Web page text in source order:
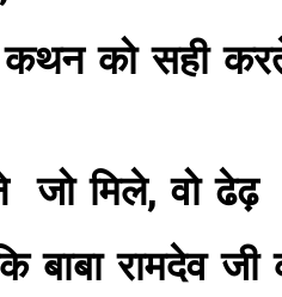
को सही
जो मिले, वो ढेढ़
बाबा रामदेव